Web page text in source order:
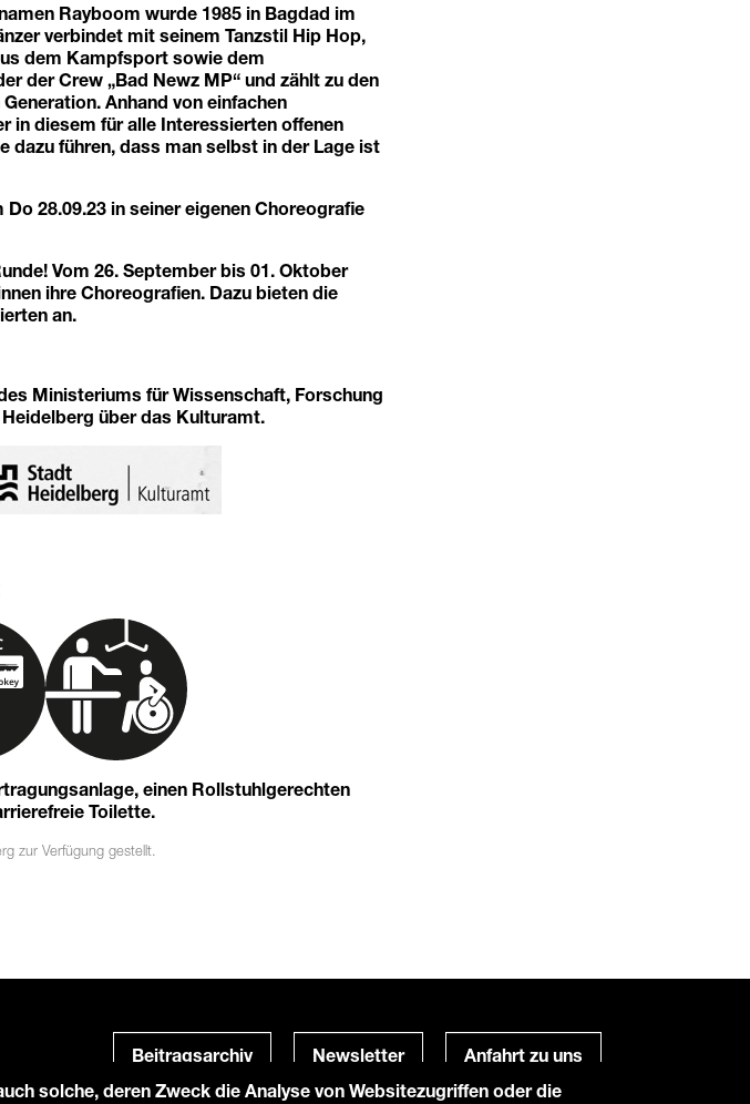
Rayboom wurde 1985 in Bagdad im
verbindet mit seinem Tanzstil Hip Hop,
dem Kampfsport sowie dem
der Crew „Bad Newz MP“ und zählt zu den
Anhand von einfachen
in diesem für alle Interessierten offenen
führen, dass man selbst in der Lage ist
28.09.23 in seiner eigenen Choreografie
Vom 26. September bis 01. Oktober
ihre Choreografien. Dazu bieten die
an.
Ministeriums für Wissenschaft, Forschung
über das Kulturamt.
einen Rollstuhlgerechten
Toilette.
zur Verfügung gestellt.
Beitragsarchiv Newsletter
Anfahrt zu uns
solche, deren Zweck die Analyse von Websitezugriffen oder die